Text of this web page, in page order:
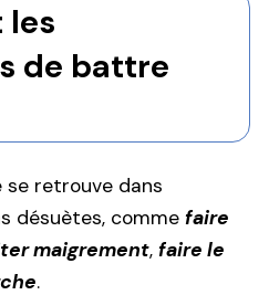
les
de battre
se retrouve dans
désuètes, comme faire
maigrement, faire le
.